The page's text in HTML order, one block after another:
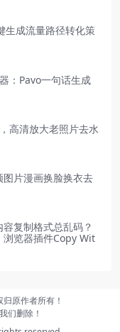
生成流量路径转化策
：Pavo一句话生成
高清放大老照片去水
片漫画换脸换衣去
复制格式总乱码？
浏览器插件Copy Wit
原作者所有！
们删除！